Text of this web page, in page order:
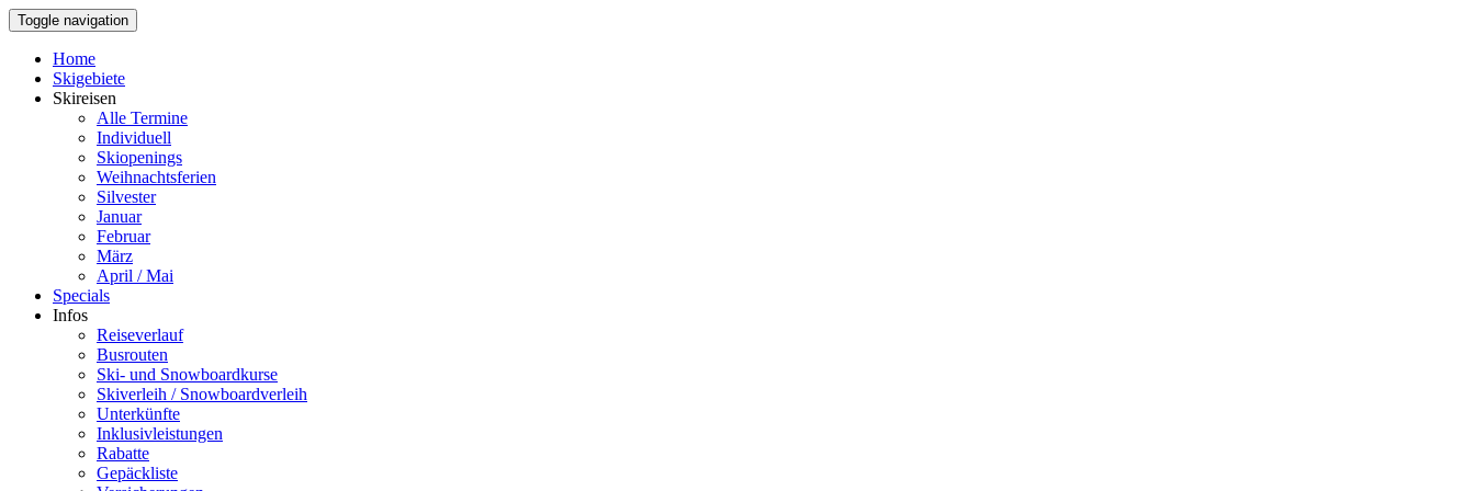
Toggle navigation
Home
Skigebiete
Skireisen
Alle Termine
Individuell
Skiopenings
Weihnachtsferien
Silvester
Januar
Februar
März
April / Mai
Specials
Infos
Reiseverlauf
Busrouten
Ski- und Snowboardkurse
Skiverleih / Snowboardverleih
Unterkünfte
Inklusivleistungen
Rabatte
Gepäckliste